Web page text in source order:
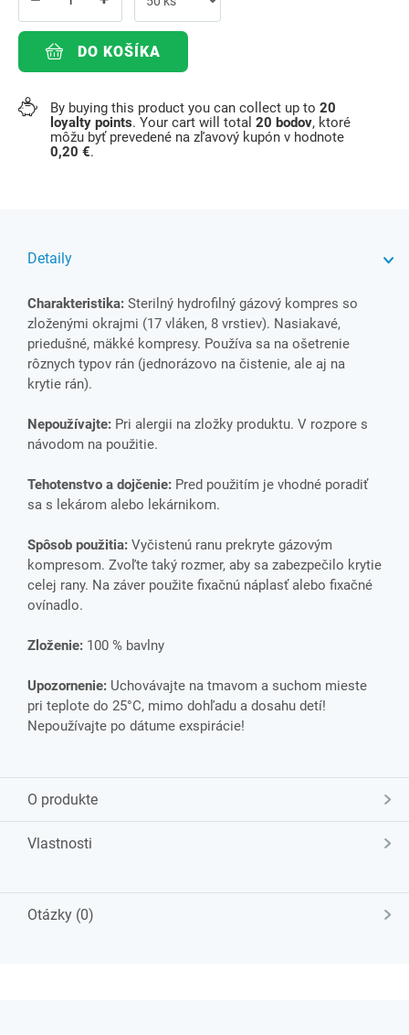
DO KOŠÍKA
By buying this product you can collect up to 20
loyalty points. Your cart will total 20 bodov, ktoré
môžu byť prevedené na zľavový kupón v hodnote
0,20 €.
Detaily
Charakteristika: Sterilný hydrofilný gázový kompres so
zloženými okrajmi (17 vláken, 8 vrstiev). Nasiakavé,
priedušné, mäkké kompresy. Používa sa na ošetrenie
rôznych typov rán (jednorázovo na čistenie, ale aj na
krytie rán).
Nepoužívajte: Pri alergii na zložky produktu. V rozpore s
návodom na použitie.
Tehotenstvo a dojčenie: Pred použitím je vhodné poradiť
sa s lekárom alebo lekárnikom.
Spôsob použitia: Vyčistenú ranu prekryte gázovým
kompresom. Zvoľte taký rozmer, aby sa zabezpečilo krytie
celej rany. Na záver použite fixačnú náplasť alebo fixačné
ovínadlo.
Zloženie: 100 % bavlny
Upozornenie: Uchovávajte na tmavom a suchom mieste
pri teplote do 25°C, mimo dohľadu a dosahu detí!
Nepoužívajte po dátume exspirácie!
O produkte
Vlastnosti
Otázky (0)